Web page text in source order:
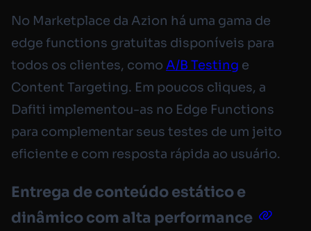
No Marketplace da Azion há uma gama de
edge functions gratuitas disponíveis para
todos os clientes, como A/B Testing e
Content Targeting. Em poucos cliques, a
Dafiti implementou-as no Edge Functions
para complementar seus testes de um jeito
eficiente e com resposta rápida ao usuário.
Entrega de conteúdo estático e
dinâmico com alta performance